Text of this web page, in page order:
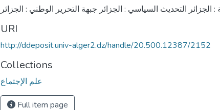
الجزائر التحديث السياسي : الجزائر جبهة التحرير الوطني : الجزائر
URI
http://ddeposit.univ-alger2.dz/handle/20.500.12387/2152
Collections
علم الإجتماع
Full item page